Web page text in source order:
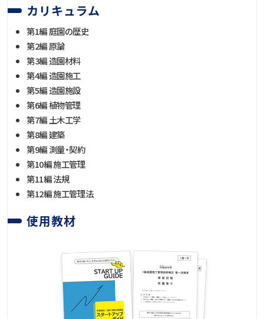
カリキュラム
第1編 庭園の歴史
第2編 原論
第3編 造園材料
第4編 造園施工
第5編 造園施設
第6編 植物管理
第7編 土木工学
第8編 建築
第9編 測量・契約
第10編 施工管理
第11編 法規
第12編 施工管理法
使用教材